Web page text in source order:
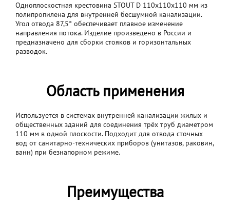
Одноплоскостная крестовина STOUT D 110x110x110 мм из
полипропилена для внутренней бесшумной канализации.
Угол отвода 87,5° обеспечивает плавное изменение
направления потока. Изделие произведено в России и
предназначено для сборки стояков и горизонтальных
разводок.
Область применения
Используется в системах внутренней канализации жилых и
общественных зданий для соединения трёх труб диаметром
110 мм в одной плоскости. Подходит для отвода сточных
вод от санитарно-технических приборов (унитазов, раковин,
ванн) при безнапорном режиме.
Преимущества